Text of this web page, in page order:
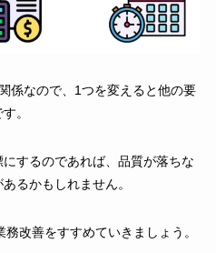
係なので、1つを変えると他の要
。
するのであれば、品質が落ちな
るかもしれません。
改善をすすめていきましょう。